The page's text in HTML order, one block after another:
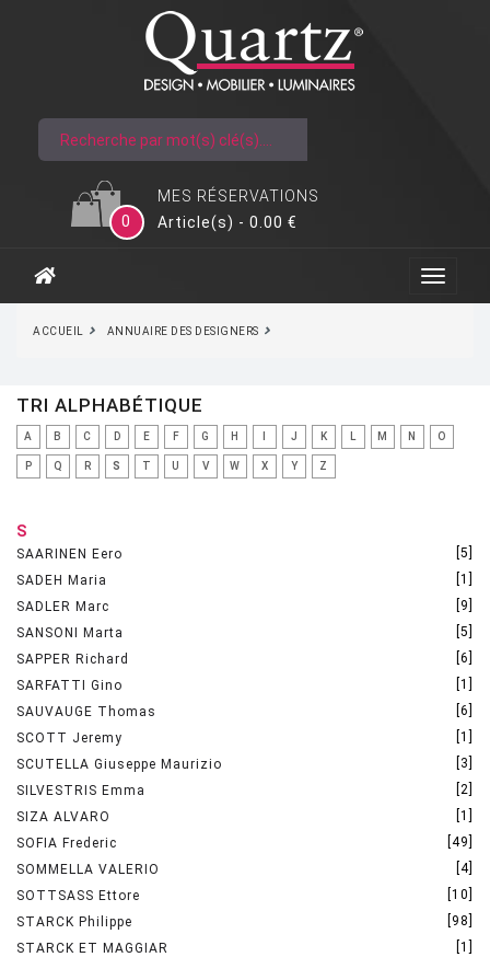
MES RÉSERVATIONS
0
Article(s) - 0.00 €
ACCUEIL ANNUAIRE DES DESIGNERS
TRI ALPHABÉTIQUE
A B C D E F G H J K M N O
P Q R S T U V W X Y Z
S
SAARINEN Eero
[5]
SADEH Maria
[1]
SADLER Marc
[9]
SANSONI Marta
[5]
SAPPER Richard
[6]
SARFATTI Gino
[1]
SAUVAUGE Thomas
[6]
SCOTT Jeremy
[1]
SCUTELLA Giuseppe Maurizio
[3]
SILVESTRIS Emma
[2]
SIZA ALVARO
[1]
SOFIA Frederic
[49]
SOMMELLA VALERIO
[4]
SOTTSASS Ettore
[10]
STARCK Philippe
[98]
STARCK ET MAGGIAR
[1]